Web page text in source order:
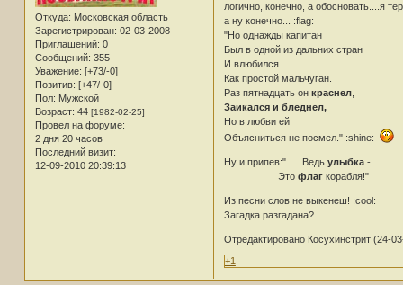
Откуда: Московская область
Зарегистрирован: 02-03-2008
Приглашений: 0
Сообщений: 355
Уважение: [+73/-0]
Позитив: [+47/-0]
Пол: Мужской
Возраст: 44 [1982-02-25]
Провел на форуме:
2 дня 20 часов
Последний визит:
12-09-2010 20:39:13
логично, конечно, а обосновать....я
а ну конечно... :flag:
"Но однажды капитан
Был в одной из дальних стран
И влюбился
Как простой мальчуган.
Раз пятнадцать он краснел,
Заикался и бледнел,
Но в любви ей
Объясниться не посмел." :shine:
Ну и припев:"......Ведь улыбка-
Это флагкорабля!"
Из песни слов не выкенеш! :cool:
Загадка разгадана?
Отредактировано Косухинстрит (24-
+1